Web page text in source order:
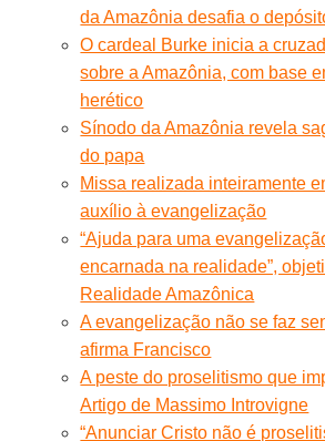
da Amazônia desafia o
O cardeal Burke inicia a
sobre a Amazônia, com base
herético
Sínodo da Amazônia revela
do papa
Missa realizada inteiramente
auxílio à evangelização
“Ajuda para uma
encarnada na realidade”,
Realidade Amazônica
A evangelização não se faz
afirma Francisco
A peste do proselitismo que
Artigo de Massimo Introvigne
“Anunciar Cristo não é